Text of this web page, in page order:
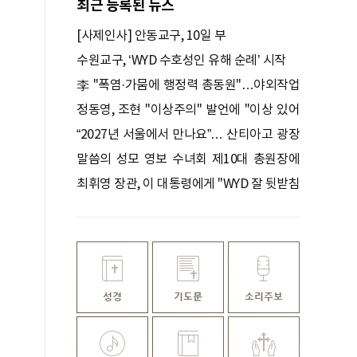
최근 등록된 뉴스
[사제인사] 안동교구, 10일 부
수원교구, ‘WYD 수호성인 유해 순례’ 시작
李 "폭염·가뭄에 행정력 총동원"…야외작업
중지·휴식 철저 점검
정동영, 조현 ''이상주의'' 발언에 "이상 있어
야 현실 바꿔"
“2027년 서울에서 만나요”… 산티아고 광장
달군 한국 청년들
말씀의 성모 영보 수녀회 제10대 총원장에
박미숙 수녀
최휘영 장관, 이 대통령에게 "WYD 잘 뒷받침